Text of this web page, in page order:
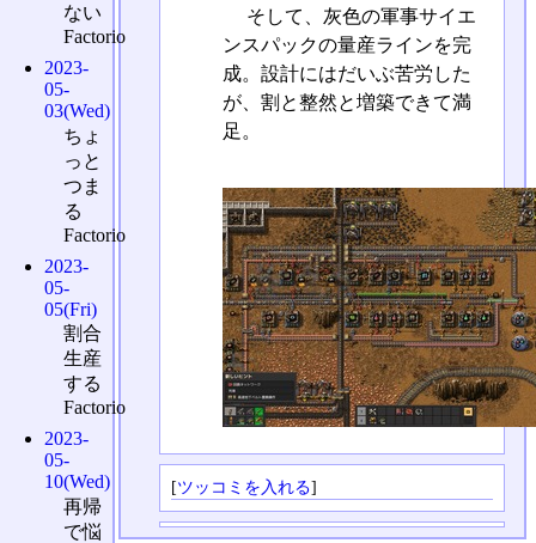
そして、灰色の軍事サイエ
ンスパックの量産ラインを完
成。設計にはだいぶ苦労した
が、割と整然と増築できて満
足。
[ツッコミを入れる]
ない
Factorio
2023-
05-
03(Wed)
ちょ
っと
つま
る
Factorio
2023-
05-
05(Fri)
割合
生産
する
Factorio
2023-
05-
10(Wed)
再帰
で悩